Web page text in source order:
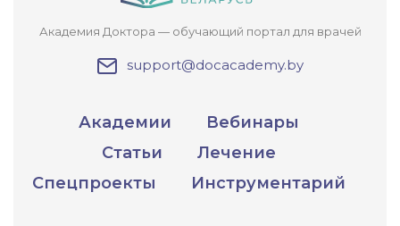
Академия Доктора — обучающий портал для врачей
support@docacademy.by
Академии
Вебинары
Статьи
Лечение
Спецпроекты
Инструментарий